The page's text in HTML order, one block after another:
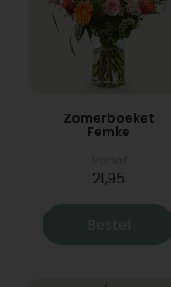
Zomerboeket
Femke
21,95
Bestel